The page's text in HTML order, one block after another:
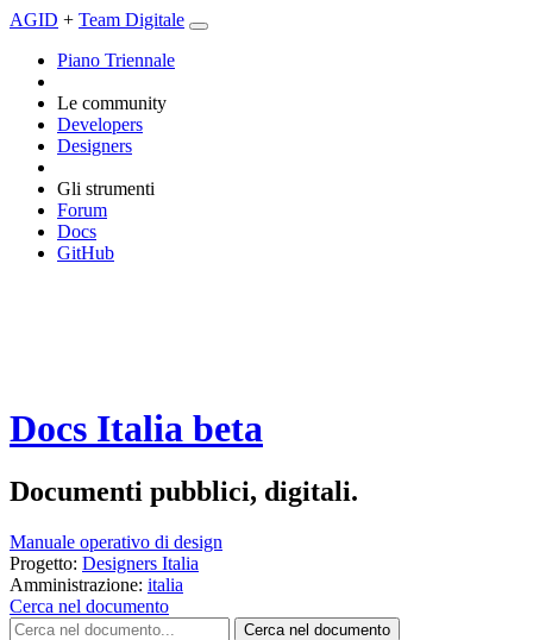
AGID + Team Digitale
Piano Triennale
Le community
Developers
Designers
Gli strumenti
Forum
Docs
GitHub
Docs Italia beta
Documenti pubblici, digitali.
Manuale operativo di design
Progetto: Designers Italia
Amministrazione: italia
Cerca nel documento
Cerca nel documento